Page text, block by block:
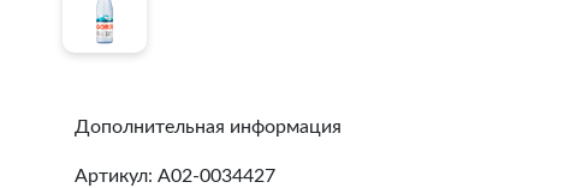
Дополнительная информация
Артикул: A02-0034427